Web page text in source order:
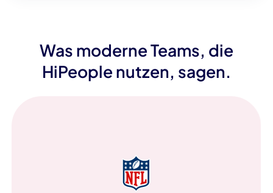
Was moderne Teams, die
HiPeople nutzen, sagen.